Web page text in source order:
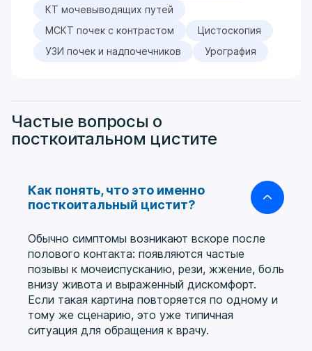
КТ мочевыводящих путей
МСКТ почек с контрастом
Цистоскопия
УЗИ почек и надпочечников
Урография
Частые вопросы о
посткоитальном цистите
Как понять, что это именно
посткоитальный цистит?
Обычно симптомы возникают вскоре после
полового контакта: появляются частые
позывы к мочеиспусканию, рези, жжение, боль
внизу живота и выраженный дискомфорт.
Если такая картина повторяется по одному и
тому же сценарию, это уже типичная
ситуация для обращения к врачу.